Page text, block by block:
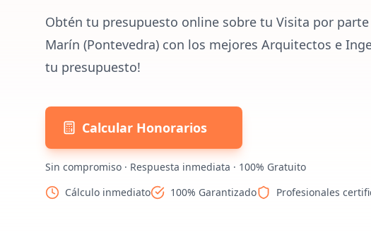
Obtén tu presupuesto online sobre tu Visita por parte
Marín (Pontevedra) con los mejores Arquitectos e
tu presupuesto!
Calcular Honorarios
Sin compromiso · Respuesta inmediata · 100% Gratuito
Cálculo inmediato
100% Garantizado Profesionales